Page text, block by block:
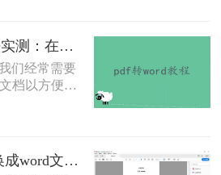
本文将介绍
PDF转Word免费方法实测：在线工具、Word内置功能与手动复制3种方式对比！
们经常需要
档以方便编
转成word
使用的PDF
电脑上如何把pdf转换成word文档？这3个高效精准的方法，让你办公效能翻倍！